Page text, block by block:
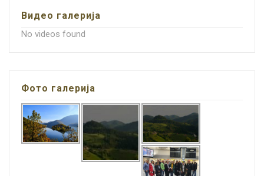
Видео галерија
No videos found
Фото галерија